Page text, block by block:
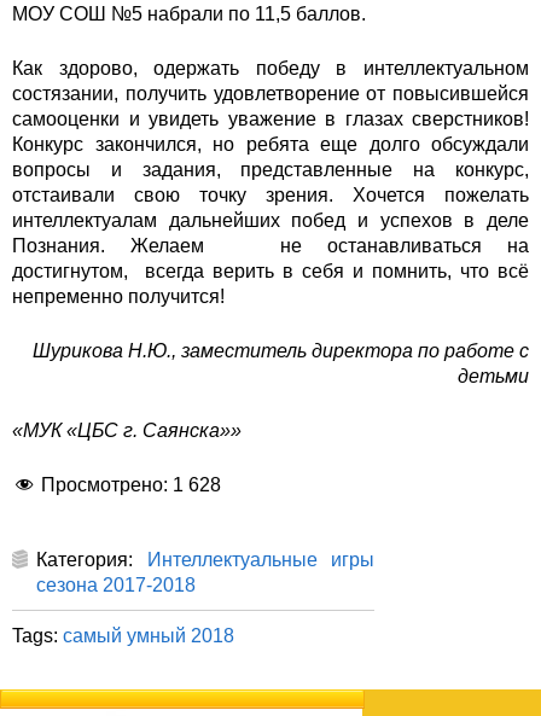
МОУ СОШ №5 набрали по 11,5 баллов.
Как здорово, одержать победу в интеллектуальном
состязании, получить удовлетворение от повысившейся
самооценки и увидеть уважение в глазах сверстников!
Конкурс закончился, но ребята еще долго обсуждали
вопросы и задания, представленные на конкурс,
отстаивали свою точку зрения. Хочется пожелать
интеллектуалам дальнейших побед и успехов в деле
Познания. Желаем не останавливаться на
достигнутом, всегда верить в себя и помнить, что всё
непременно получится!
Шурикова Н.Ю., заместитель директора по работе с
детьми
«МУК «ЦБС г. Саянска»»
Просмотрено: 1 628
Категория:
Интеллектуальные игры
сезона 2017-2018
Tags: самый умный 2018